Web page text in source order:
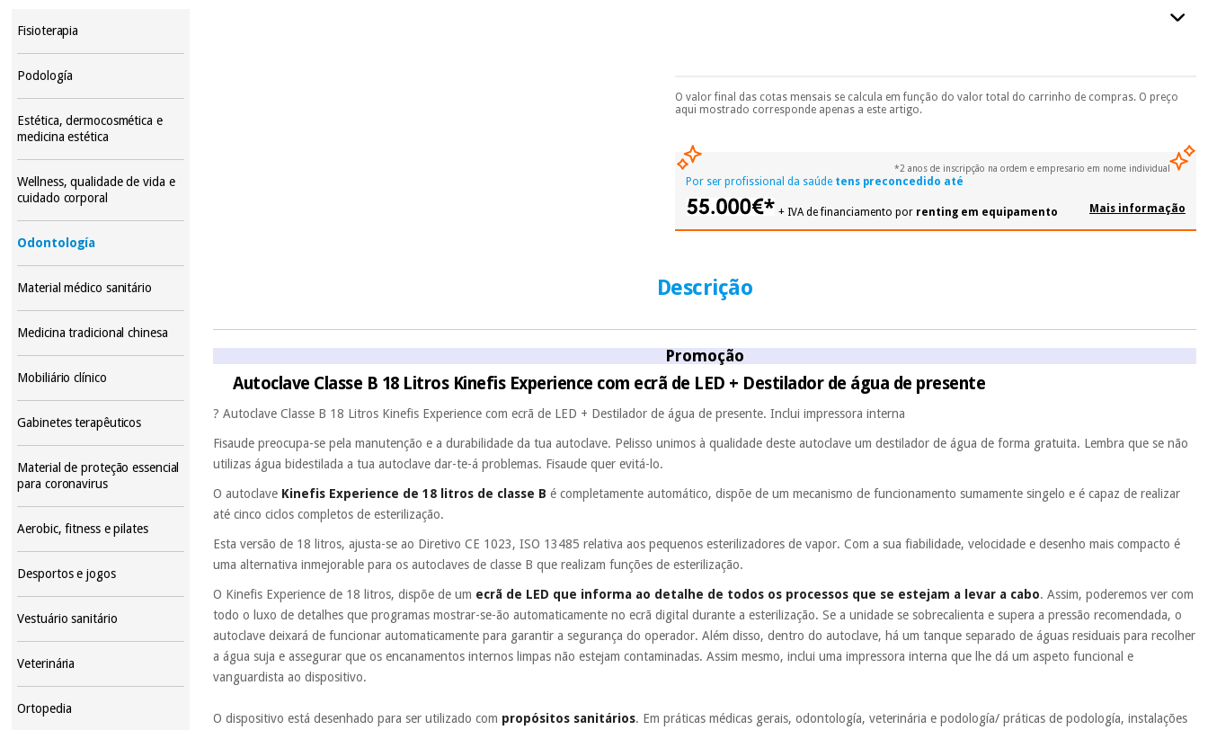
Fisioterapia
Podología
Estética, dermocosmética e
medicina estética
Wellness, qualidade de vida e
cuidado corporal
Odontología
Material médico sanitário
Medicina tradicional chinesa
Mobiliário clínico
Gabinetes terapêuticos
Material de proteção essencial
para coronavirus
Aerobic, fitness e pilates
Desportos e jogos
Vestuário sanitário
Veterinária
Ortopedia
Pode escolhê-lo no final do processo de compra, ao escolher o método de pagamento.
Só precisará do seu documento de identificação, número de telemóvel e
porque a SeQura colabora com a Fisaude para que assim seja.
Muito conveniente
, pois hoje paga apenas 1/3 do valor. As restantes duas
prestações serão cobradas no mesmo dia de cada mês.
Os seus dados protegidos.
incomodaremos para tentar vender-lhe um crédito pessoal.
O valor final das cotas mensais se calcula em função do valor total do carrinho de compras. O preço
aqui mostrado corresponde apenas a este artigo.
*2 anos de inscripção na ordem e empresario em nome individual
Por ser profissional da saúde tens preconcedido até
+ IVA de financiamento por renting em equipamento Mais informação
Descrição
Promoção
Autoclave Classe B 18 Litros Kinefis Experience com ecrã de LED + Destilador de água de presente
? Autoclave Classe B 18 Litros Kinefis Experience com ecrã de LED + Destilador de água de presente. Inclui impressora interna
Fisaude preocupa-se pela manutenção e a durabilidade da tua autoclave. Pelisso unimos à qualidade deste autoclave um destilador de água de forma gratuita. Lembra que se não
utilizas água bidestilada a tua autoclave dar-te-á problemas. Fisaude quer evitá-lo.
O autoclave Kinefis Experience de 18 litros de classe B é completamente automático, dispõe de um mecanismo de funcionamento sumamente singelo e é capaz de realizar
até cinco ciclos completos de esterilização.
Esta versão de 18 litros, ajusta-se ao Diretivo CE 1023, ISO 13485 relativa aos pequenos esterilizadores de vapor. Com a sua fiabilidade, velocidade e desenho mais compacto é
uma alternativa inmejorable para os autoclaves de classe B que realizam funções de esterilização.
O Kinefis Experience de 18 litros, dispõe de um ecrã de LED que informa ao detalhe de todos os processos que se estejam a levar a cabo. Assim, poderemos ver com
todo o luxo de detalhes que programas mostrar-se-ão automaticamente no ecrã digital durante a esterilização. Se a unidade se sobrecalienta e supera a pressão recomendada, o
autoclave deixará de funcionar automaticamente para garantir a segurança do operador. Além disso, dentro do autoclave, há um tanque separado de águas residuais para recolher
a água suja e assegurar que os encanamentos internos limpas não estejam contaminadas. Assim mesmo, inclui uma impressora interna que lhe dá um aspeto funcional e
vanguardista ao dispositivo.
O dispositivo está desenhado para ser utilizado com propósitos sanitários. Em práticas médicas gerais, odontología, veterinária e podología/ práticas de podología, instalações